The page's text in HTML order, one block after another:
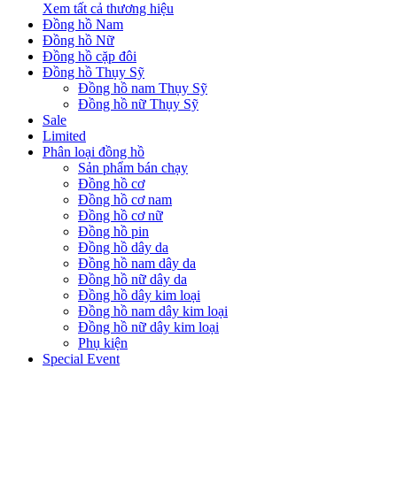
Xem tất cả thương hiệu
Đồng hồ Nam
Đồng hồ Nữ
Đồng hồ cặp đôi
Đồng hồ Thụy Sỹ
Đồng hồ nam Thụy Sỹ
Đồng hồ nữ Thụy Sỹ
Sale
Limited
Phân loại đồng hồ
Sản phẩm bán chạy
Đồng hồ cơ
Đồng hồ cơ nam
Đồng hồ cơ nữ
Đồng hồ pin
Đồng hồ dây da
Đồng hồ nam dây da
Đồng hồ nữ dây da
Đồng hồ dây kim loại
Đồng hồ nam dây kim loại
Đồng hồ nữ dây kim loại
Phụ kiện
Special Event